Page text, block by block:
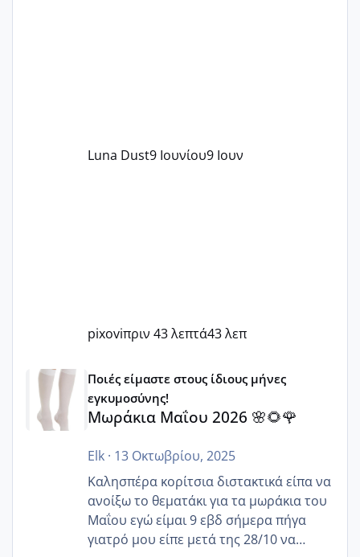
Luna Dust9 Ιουνίου9 Ιουν
pixoviπριν 43 λεπτά43 λεπ
Μωράκια Μαΐου 2026 🌸🌻🌹
Ποιές είμαστε στους ίδιους μήνες
εγκυμοσύνης!
Μωράκια Μαΐου 2026 🌸🌻🌹
Elk· 13 Οκτωβρίου, 2025
Καλησπέρα κορίτσια διστακτικά είπα να
ανοίξω το θεματάκι για τα μωράκια του
Μαΐου εγώ είμαι 9 εβδ σήμερα πήγα
γιατρό μου είπε μετά της 28/10 να